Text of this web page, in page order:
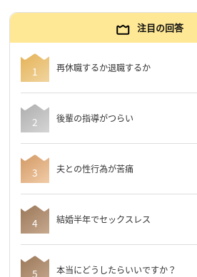
注目の回答
再休職するか退職するか
後輩の指導がつらい
夫との性行為が苦痛
結婚半年でセックスレス
本当にどうしたらいいですか？